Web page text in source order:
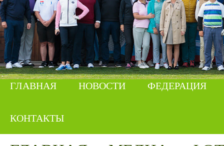
ГЛАВНАЯ НОВОСТИ ФЕДЕРАЦИЯ
КОНТАКТЫ